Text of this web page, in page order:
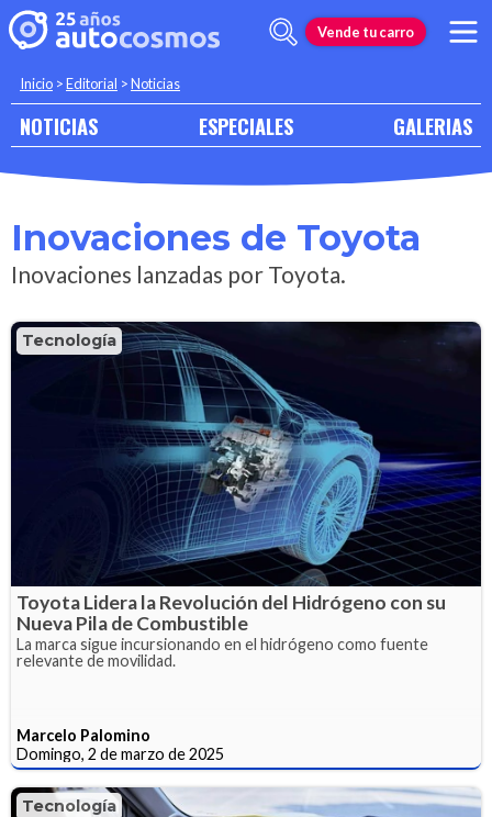
Vende tu carro
Inicio >Editorial >Noticias
NOTICIAS ESPECIALES GALERIAS
Inovaciones de Toyota
Inovaciones lanzadas por Toyota.
Tecnología
Toyota Lidera la Revolución del Hidrógeno con su
Nueva Pila de Combustible
La marca sigue incursionando en el hidrógeno como fuente
relevante de movilidad.
Marcelo Palomino
Domingo, 2 de marzo de 2025
Tecnología